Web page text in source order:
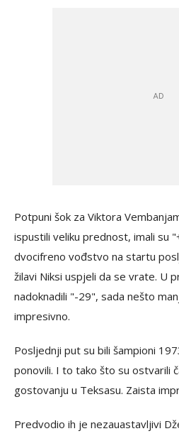
Potpuni šok za Viktora
ispustili veliku prednost, imali su
dvocifreno vođstvo na startu
žilavi Niksi uspjeli da se vrate. U
nadoknadili "-29", sada nešto
impresivno.
Posljednji put su bili šampioni
ponovili. I to tako što su ostvarili
gostovanju u Teksasu. Zaista
Predvodio ih je nezauastavljivi